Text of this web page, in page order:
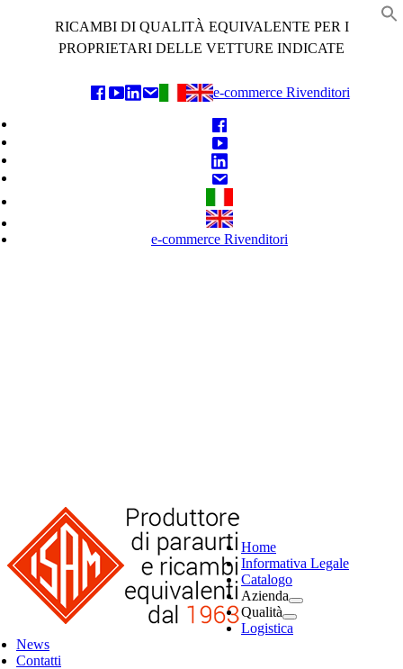
RICAMBI DI QUALITÀ EQUIVALENTE PER I
PROPRIETARI DELLE VETTURE INDICATE
e-commerce Rivenditori
e-commerce Rivenditori
Home
Informativa Legale
Catalogo
Azienda
Qualità
Logistica
News
Contatti